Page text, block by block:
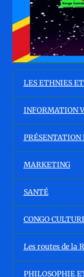
LES ETHNIES
INFORMATION
PRÉSENTATION
MARKETING
SANTÉ
CONGO
Les routes de la
PHILOSOPHIE